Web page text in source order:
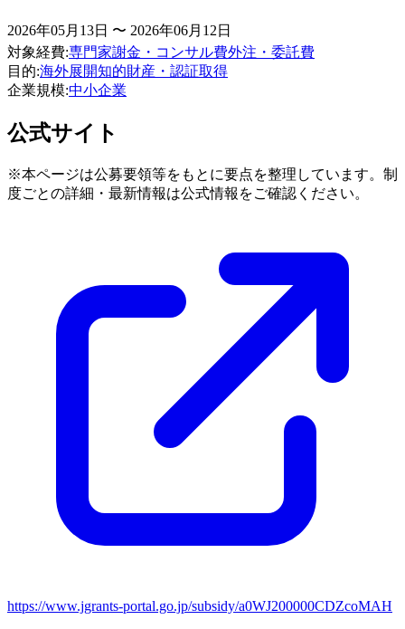
2026年05月13日 〜 2026年06月12日
対象経費:専門家謝金・コンサル費外注・委託費
目的:海外展開知的財産・認証取得
企業規模:中小企業
公式サイト
※本ページは公募要領等をもとに要点を整理しています。制
度ごとの詳細・最新情報は公式情報をご確認ください。
https://www.jgrants-portal.go.jp/subsidy/a0WJ200000CDZcoMAH